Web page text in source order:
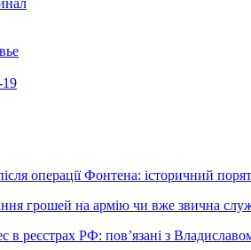
операції Фонтена: історичний
грошей на армію чи вже звична
в реєстрах РФ: пов’язані з